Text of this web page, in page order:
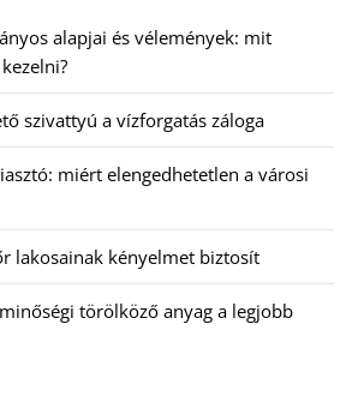
alapjai és vélemények: mit
szivattyú a vízforgatás záloga
miért elengedhetetlen a városi
lakosainak kényelmet biztosít
törölköző anyag a legjobb